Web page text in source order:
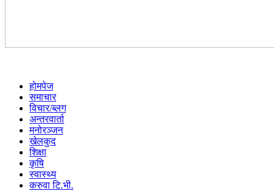
होमपेज
समाचार
विचार/ब्लग
अन्तरवार्ता
मनोरञ्जन
खेलकुद
शिक्षा
कृषि
स्वास्थ्य
करुवा टि.भी.